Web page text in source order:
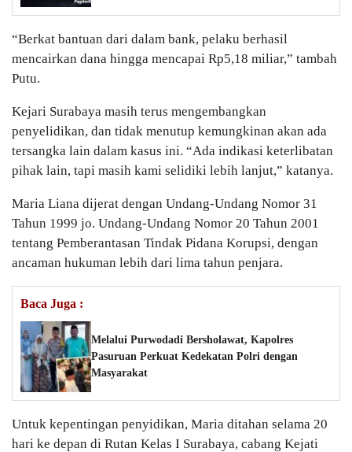
“Berkat bantuan dari dalam bank, pelaku berhasil
mencairkan dana hingga mencapai Rp5,18 miliar,” tambah
Putu.
Kejari Surabaya masih terus mengembangkan
penyelidikan, dan tidak menutup kemungkinan akan ada
tersangka lain dalam kasus ini. “Ada indikasi keterlibatan
pihak lain, tapi masih kami selidiki lebih lanjut,” katanya.
Maria Liana dijerat dengan Undang-Undang Nomor 31
Tahun 1999 jo. Undang-Undang Nomor 20 Tahun 2001
tentang Pemberantasan Tindak Pidana Korupsi, dengan
ancaman hukuman lebih dari lima tahun penjara.
Baca Juga :
Melalui Purwodadi Bersholawat, Kapolres
Pasuruan Perkuat Kedekatan Polri dengan
Masyarakat
Untuk kepentingan penyidikan, Maria ditahan selama 20
hari ke depan di Rutan Kelas I Surabaya, cabang Kejati